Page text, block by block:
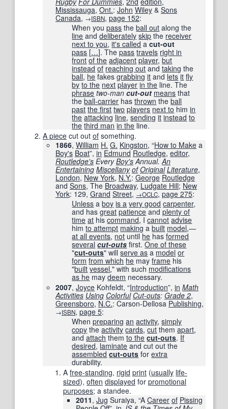
Mississauga, Ont.: John Wiley & Sons
Canada, →ISBN, page 152:
When youpass theball out along the
line anddeliberately skip the receiver
next to you,it's called acut-out
pass […]. Thepass travels right in
front of the adjacent player,but
instead of reaching out andtaking the
ball, he fakesgrabbing it and lets it fly
by to the next player in the line. The
phrase two-mancut-out means that
theball-carrier hasthrown theball
past the first two players next to himin
the attacking line,sending it instead to
the third man in the line.
A piece cut out of something.
1866, William H. G. Kingston, “How to Make a
Boy's Boat”, in Edmund Routledge, editor,
Routledge's EveryBoy'sAnnual.An
Entertaining Miscellany of Original Literature,
London, New York, N.Y.: George Routledge
and Sons, The Broadway, Ludgate Hill; New
York: 129, Grand Street, →OCLC, page 275:
Unless aboy is a very good carpenter,
and hasgreat patience andplenty of
time at hiscommand, Icannot advise
himto attempt making abuilt model,—
at all events, not until he hasformed
several cut-outs first.One of these
"cut-outs" willserve as a model or
form from which he mayframe his
"built vessel," with such modifications
as he maydeem necessary.
2007, Joyce Kohfeldt, “Introduction”, in Math
Activities Using Colorful Cut-outs: Grade 2,
Greensboro, N.C.: Carson-Dellosa Publishing,
→ISBN, page 5:
Whenpreparing an activity,simply
copy theactivity cards,cut themapart,
andattach themto the cut-outs. If
desired, laminate and cut out the
assembled cut-outs forextra
durability.
A free-standing, rigid print (usually life-
sized), often displayed for promotional
purposes; a standee.
2011, Jug Suraiya, “A Career of Pissing